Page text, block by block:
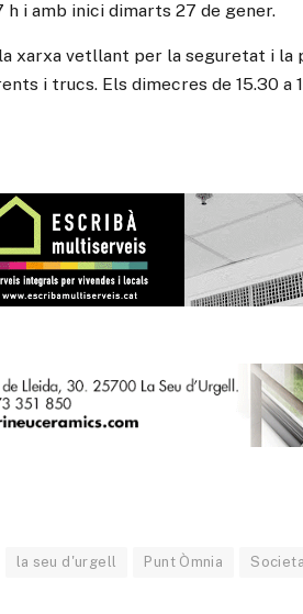
h i amb inici dimarts 27 de gener.
la xarxa vetllant per la seguretat i
i trucs. Els dimecres de 15.30 a
la seu d'urgell Punt Òmnia